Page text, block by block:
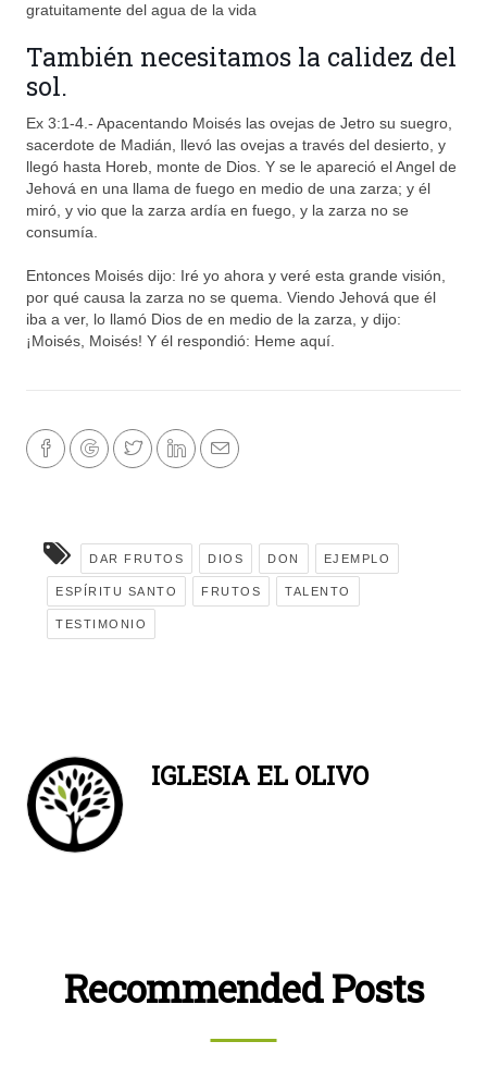
gratuitamente del agua de la vida
También necesitamos la calidez del
sol.
Ex 3:1-4.- Apacentando Moisés las ovejas de Jetro su suegro,
sacerdote de Madián, llevó las ovejas a través del desierto, y
llegó hasta Horeb, monte de Dios. Y se le apareció el Angel de
Jehová en una llama de fuego en medio de una zarza; y él
miró, y vio que la zarza ardía en fuego, y la zarza no se
consumía.
Entonces Moisés dijo: Iré yo ahora y veré esta grande visión,
por qué causa la zarza no se quema. Viendo Jehová que él
iba a ver, lo llamó Dios de en medio de la zarza, y dijo:
¡Moisés, Moisés! Y él respondió: Heme aquí.
DAR FRUTOS DIOS DON EJEMPLO
ESPÍRITU SANTO FRUTOS TALENTO
TESTIMONIO
IGLESIA EL OLIVO
Recommended Posts